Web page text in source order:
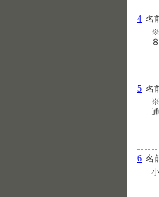
4 名
※
5 名
※
6 名